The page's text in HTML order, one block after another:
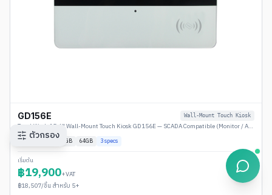
ตัวกรอง
GD156E Wall-Mount Touch Kiosk
TouchWork 15.6" Wall-Mount Touch Kiosk GD156E — SCADA Compatible (Monitor / Android / Windows)
Plug & Play GB 64GB 3specs
เริ่มต้น
฿19,900+VAT
฿18,507/ชิ้น สำหรับ 5+